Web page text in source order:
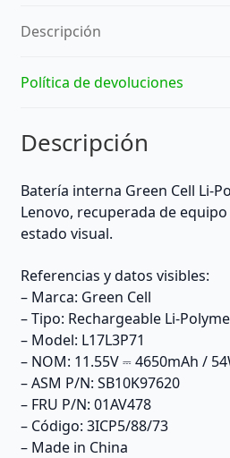
cantidad
Descripción
Política de devoluciones
Descripción
Batería interna Green Cell Li-
Lenovo, recuperada de
estado visual.
Referencias y datos visibles:
– Marca: Green Cell
– Tipo: Rechargeable Li-
– Model: L17L3P71
– NOM: 11.55V ⎓ 4650mAh /
– ASM P/N: SB10K97620
– FRU P/N: 01AV478
– Código: 3ICP5/88/73
– Made in China